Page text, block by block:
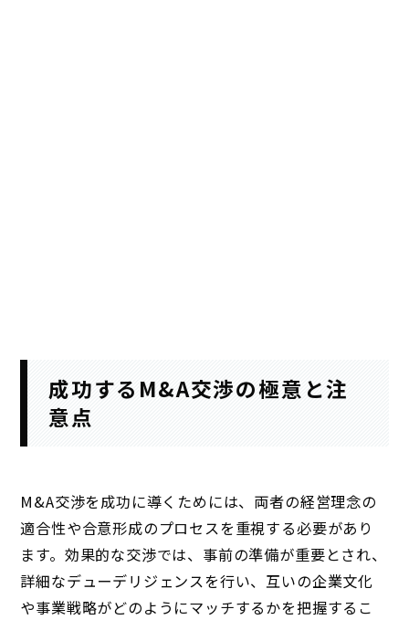
成功するM&A交渉の極意と注
意点
M&A交渉を成功に導くためには、両者の経営理念の
適合性や合意形成のプロセスを重視する必要があり
ます。効果的な交渉では、事前の準備が重要とされ、
詳細なデューデリジェンスを行い、互いの企業文化
や事業戦略がどのようにマッチするかを把握するこ